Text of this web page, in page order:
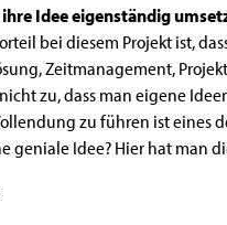
Idee eigenständig
bei diesem Projekt ist,
Zeitmanagement,
zu, dass man eigene
zu führen ist eines
geniale Idee? Hier hat man